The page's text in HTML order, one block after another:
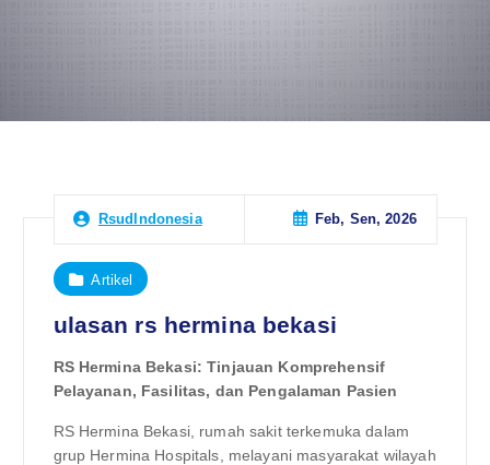
RsudIndonesia Feb, Sen, 2026
Artikel
ulasan rs hermina bekasi
RS Hermina Bekasi: Tinjauan Komprehensif
Pelayanan, Fasilitas, dan Pengalaman Pasien
RS Hermina Bekasi, rumah sakit terkemuka dalam
grup Hermina Hospitals, melayani masyarakat wilayah